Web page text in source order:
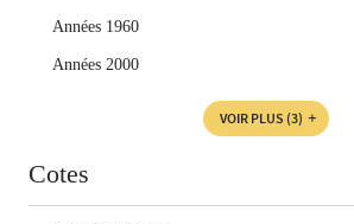
Années 1960
Années 2000
VOIR PLUS (3)
Cotes